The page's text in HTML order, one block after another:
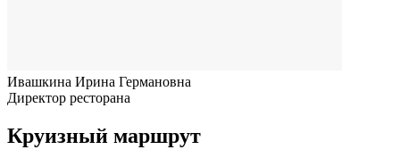
Ивашкина Ирина Германовна
Директор ресторана
Круизный маршрут